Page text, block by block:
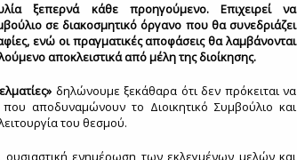
ξεπερνά κάθε προηγούμενο. Επιχειρεί να
σε διακοσμητικό όργανο που θα συνεδριάζει
ενώ οι πραγματικές αποφάσεις θα λαμβάνονται
αποκλειστικά από μέλη της διοίκησης.
δηλώνουμε ξεκάθαρα ότι δεν πρόκειται να
αποδυναμώνουν το Διοικητικό Συμβούλιο και
του θεσμού.
ουσιαστική ενημέρωση των εκλεγμένων μελών και